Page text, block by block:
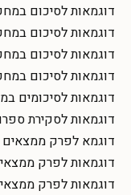
דוגמאות לסיכום
דוגמאות לסיכום
דוגמאות לסיכום
דוגמאות לסיכום
דוגמאות לסיכומים
דוגמאות לסקירת
דוגמא לפרק
דוגמאות לפרק
דוגמאות לפרק